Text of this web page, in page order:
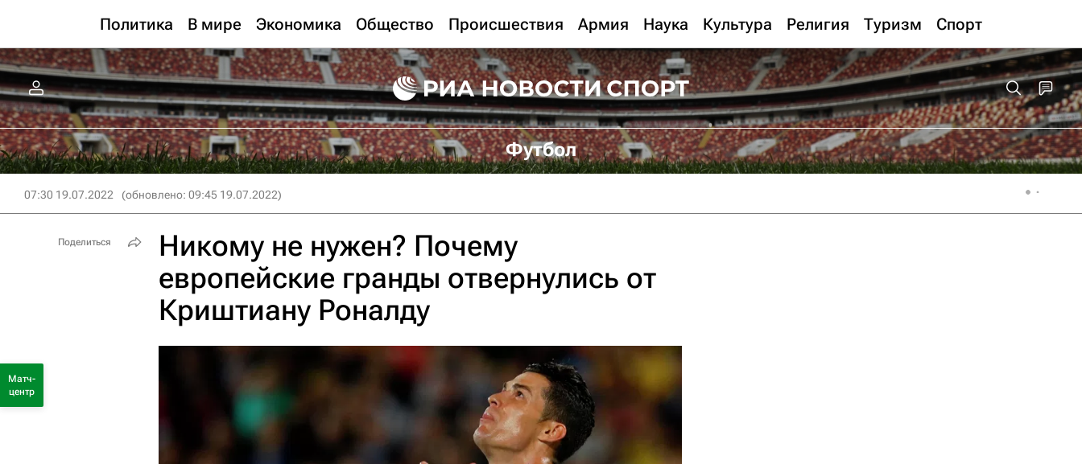
Политика В мире Экономика Общество Происшествия Армия Наука Культура Религия Туризм Спорт
Футбол
07:30 19.07.2022 (обновлено: 09:45 19.07.2022)
Никому не нужен? Почему
европейские гранды отвернулись от
Криштиану Роналду
Поделиться
Матч-
центр